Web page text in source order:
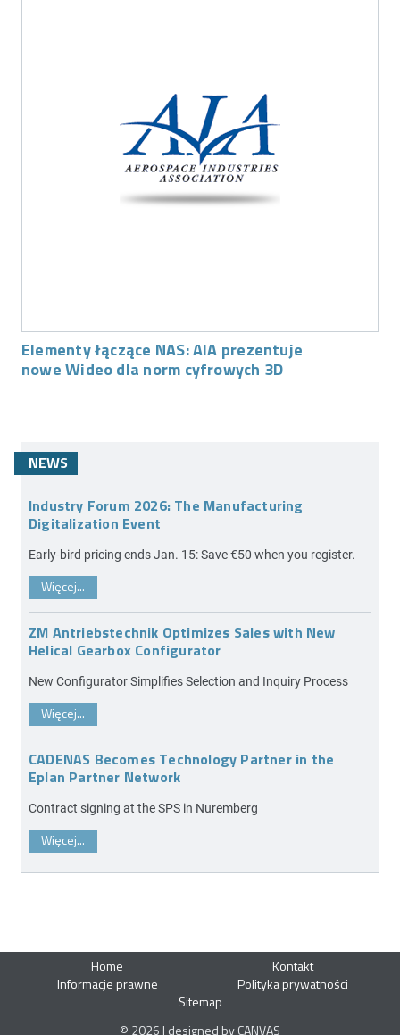
Elementy łączące NAS: AIA prezentuje
nowe Wideo dla norm cyfrowych 3D
NEWS
Industry Forum 2026: The Manufacturing
Digitalization Event
Early-bird pricing ends Jan. 15: Save €50 when you register.
Więcej...
ZM Antriebstechnik Optimizes Sales with New
Helical Gearbox Configurator
New Configurator Simplifies Selection and Inquiry Process
Więcej...
CADENAS Becomes Technology Partner in the
Eplan Partner Network
Contract signing at the SPS in Nuremberg
Więcej...
Home
Kontakt
Informacje prawne
Polityka prywatności
Sitemap
© 2026 | designed by CANVAS